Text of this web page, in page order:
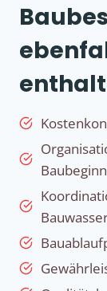
Baubeginn